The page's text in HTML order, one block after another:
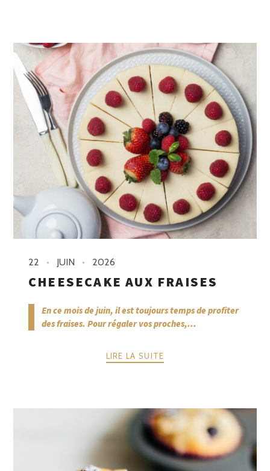
22 JUIN 2026
CHEESECAKE AUX FRAISES
En ce mois de juin, il est toujours temps de profiter
des fraises. Pour régaler vos proches,...
LIRE LA SUITE